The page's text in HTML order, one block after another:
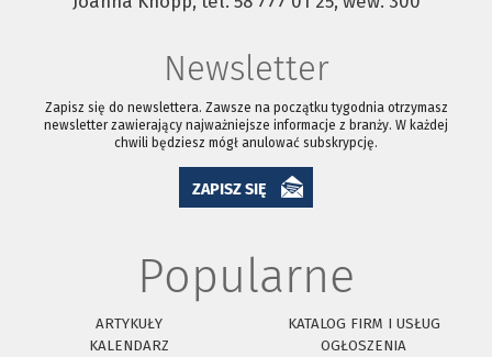
Newsletter
Zapisz się do newslettera. Zawsze na początku tygodnia otrzymasz
newsletter zawierający najważniejsze informacje z branży. W każdej
chwili będziesz mógł anulować subskrypcję.
ZAPISZ SIĘ
Popularne
ARTYKUŁY
KATALOG FIRM I USŁUG
KALENDARZ
OGŁOSZENIA